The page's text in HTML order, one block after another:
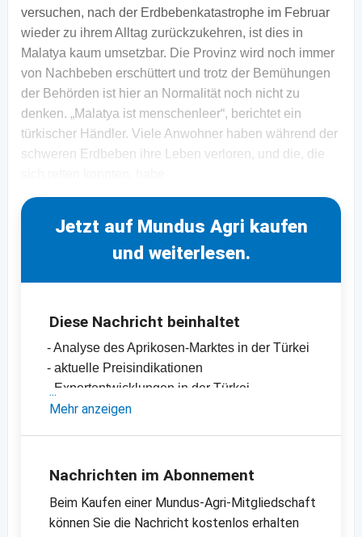
versuchen, nach der Erdbebenkatastrophe im Februar
wieder zu ihrem Alltag zurückzukehren, ist dies in
Malatya kaum umsetzbar. Die Provinz wird noch immer
von Nachbeben erschüttert und trotz der Bemühungen
der Behörden ist hier an Normalität noch nicht zu
denken. „Malatya ist menschenleer“, berichtet ein
türkischer Händler. Viele Anwohner haben während der
schweren Erdbeben ihre Leben verloren, und die, die
Jetzt auf Mundus Agri kaufen
und weiterlesen.
Diese Nachricht beinhaltet
- Analyse des Aprikosen-Marktes in der Türkei
- aktuelle Preisindikationen
- Exportentwicklungen in der Türkei
-Preischart für Aprikosen, getrocknet,
geschwefelt, Nr. 4
gehackt, 5 x 8 mm
-weitere Preischarts
Mehr anzeigen
Nachrichten im Abonnement
Beim Kaufen einer Mundus-Agri-Mitgliedschaft
können Sie die Nachricht kostenlos erhalten